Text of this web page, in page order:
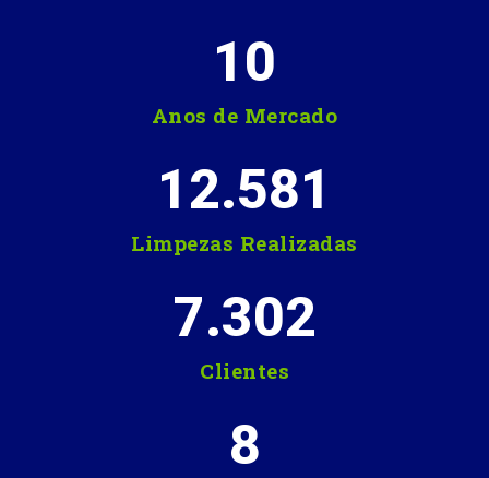
Anos de Mercado
10
Limpezas Realizadas
12.581
Clientes
7.302
8